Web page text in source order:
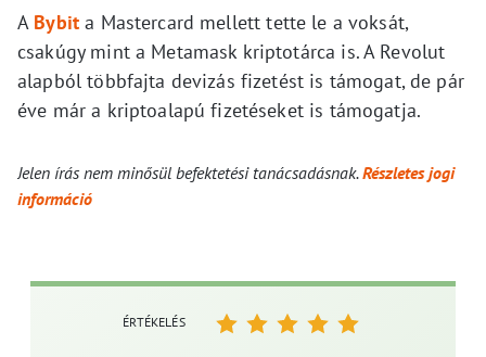
A Bybit a Mastercard mellett tette le a voksát,
csakúgy mint a Metamask kriptotárca is. A Revolut
alapból többfajta devizás fizetést is támogat, de pár
éve már a kriptoalapú fizetéseket is támogatja.
Jelen írás nem minősül befektetési tanácsadásnak.Részletes jogi
információ
ÉRTÉKELÉS